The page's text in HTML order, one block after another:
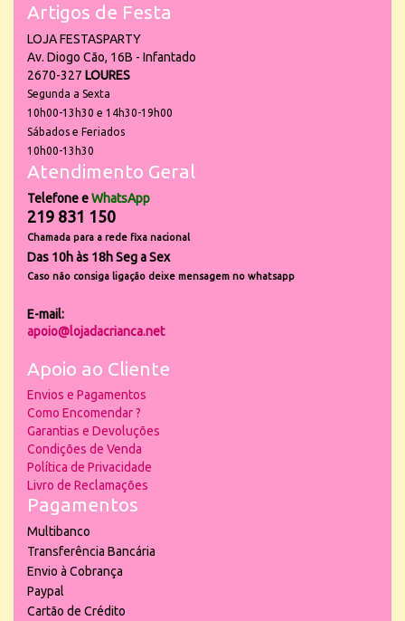
Artigos de Festa
LOJA FESTASPARTY
Av. Diogo Cão, 16B - Infantado
2670-327 LOURES
Segunda a Sexta
10h00-13h30 e 14h30-19h00
Sábados e Feriados
10h00-13h30
Atendimento Geral
Telefone eWhatsApp
219 831 150
Chamada para a rede fixa nacional
Das 10h às 18h Seg a Sex
Caso não consiga ligação deixe mensagem no whatsapp
E-mail:
apoio@lojadacrianca.net
Apoio ao Cliente
Envios e Pagamentos
Como Encomendar ?
Garantias e Devoluções
Condições de Venda
Política de Privacidade
Livro de Reclamações
Pagamentos
Multibanco
Transferência Bancária
Envio à Cobrança
Paypal
Cartão de Crédito